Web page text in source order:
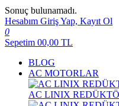
Sonuç bulunamadı.
Hesabım Giriş Yap, Kayıt Ol
0
Sepetim 00,00 TL
BLOG
AC MOTORLAR
AC LINIX